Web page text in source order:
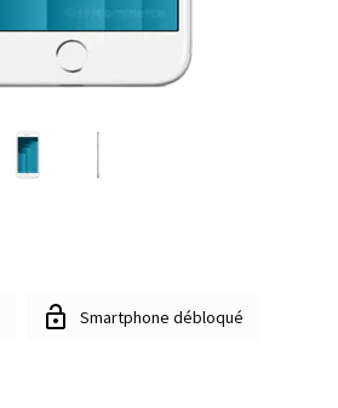
Smartphone débloqué